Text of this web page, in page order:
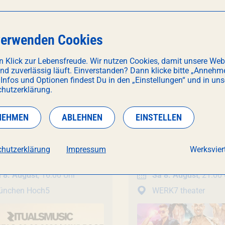
INTERESSIEREN
8. August, 16:00 Uhr
Hoch5
Unterhaltung
Summer 2026
Sa 8. August, 21:00
WERK7 theater
Cookies
Klick zur Lebensfreude. Wir nutzen Cookies, damit unsere
zuverlässig läuft. Einverstanden? Dann klicke bitte
und Optionen findest Du in den „Einstellungen“ und in
ABLEHNEN EINSTELLEN
Impressum